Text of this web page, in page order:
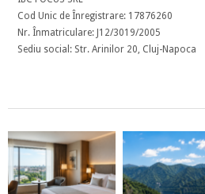
Cod Unic de Înregistrare: 17876260
Nr. Înmatriculare: J12/3019/2005
Sediu social: Str. Arinilor 20, Cluj-Napoca